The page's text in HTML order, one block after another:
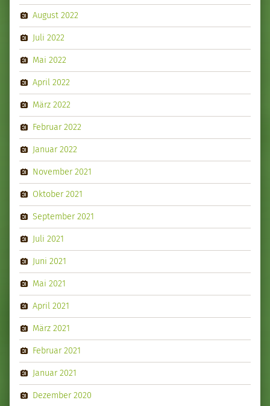
August 2022
Juli 2022
Mai 2022
April 2022
März 2022
Februar 2022
Januar 2022
November 2021
Oktober 2021
September 2021
Juli 2021
Juni 2021
Mai 2021
April 2021
März 2021
Februar 2021
Januar 2021
Dezember 2020